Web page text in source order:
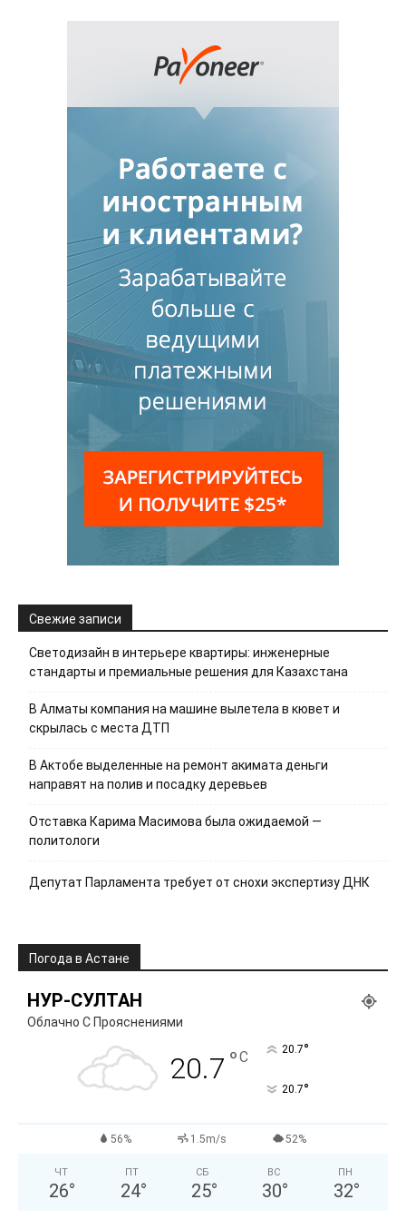
Свежие записи
Светодизайн в интерьере квартиры: инженерные
стандарты и премиальные решения для Казахстана
В Алматы компания на машине вылетела в кювет и
скрылась с места ДТП
В Актобе выделенные на ремонт акимата деньги
направят на полив и посадку деревьев
Отставка Карима Масимова была ожидаемой —
политологи
Депутат Парламента требует от снохи экспертизу ДНК
Погода в Астане
НУР-СУЛТАН
Облачно С Прояснениями
20.7 °C 20.7°
20.7°
56% 1.5m/s 52%
ЧТ
26°
ПТ
24°
СБ
25°
ВС
30°
ПН
32°